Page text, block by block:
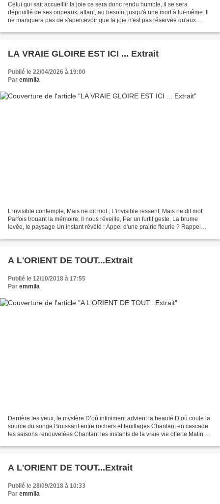
Celui qui sait accueillir la joie ce sera donc rendu humble, il se sera
dépouillé de ses oripeaux, allant, au besoin, jusqu'à une mort à lui-même. Il
ne manquera pas de s'apercevoir que la joie n'est pas réservée qu'aux
LA VRAIE GLOIRE EST ICI ... Extrait
Publié le 22/04/2026 à 19:00
Par emmila
L'invisible contemple, Mais ne dit mot ; L'invisible ressent, Mais ne dit mot.
Parfois trouant la mémoire, Il nous réveille, Par un furtif geste. La brume
levée, le paysage Un instant révélé : Appel d'une prairie fleurie ? Rappel
A L'ORIENT DE TOUT...Extrait
Publié le 12/10/2018 à 17:55
Par emmila
Derrière les yeux, le mystère D’où infiniment advient la beauté D’où coule la
source du songe Bruissant entre rochers et feuillages Chantant en cascade
les saisons renouvelées Chantant les instants de la vraie vie offerte Matin du
A L'ORIENT DE TOUT...Extrait
Publié le 28/09/2018 à 10:33
Par emmila